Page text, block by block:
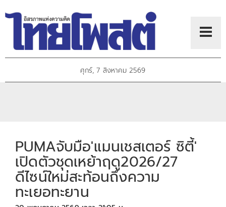
ศุกร์, 7 สิงหาคม 2569
PUMAจับมือ'แมนเชสเตอร์ ซิตี้'
เปิดตัวชุดเหย้าฤดู2026/27
ดีไซน์ใหม่สะท้อนถึงความ
ทะเยอทะยาน